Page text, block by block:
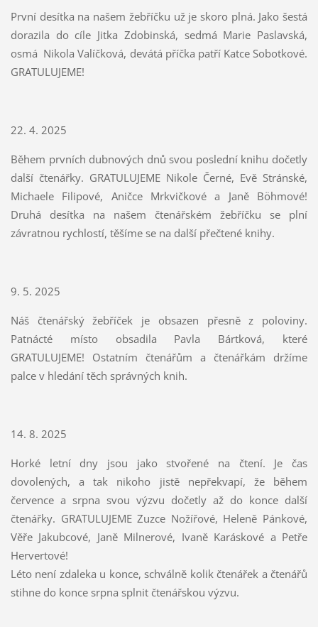
První desítka na našem žebříčku už je skoro plná. Jako šestá
dorazila do cíle Jitka Zdobinská, sedmá Marie Paslavská,
osmá Nikola Valíčková, devátá příčka patří Katce Sobotkové.
GRATULUJEME!
22. 4. 2025
Během prvních dubnových dnů svou poslední knihu dočetly
další čtenářky. GRATULUJEME Nikole Černé, Evě Stránské,
Michaele Filipové, Aničce Mrkvičkové a Janě Böhmové!
Druhá desítka na našem čtenářském žebříčku se plní
závratnou rychlostí, těšíme se na další přečtené knihy.
9. 5. 2025
Náš čtenářský žebříček je obsazen přesně z poloviny.
Patnácté místo obsadila Pavla Bártková, které
GRATULUJEME! Ostatním čtenářům a čtenářkám držíme
palce v hledání těch správných knih.
14. 8. 2025
Horké letní dny jsou jako stvořené na čtení. Je čas
dovolených, a tak nikoho jistě nepřekvapí, že během
července a srpna svou výzvu dočetly až do konce další
čtenářky. GRATULUJEME Zuzce Nožířové, Heleně Pánkové,
Věře Jakubcové, Janě Milnerové, Ivaně Karáskové a Petře
Hervertové!
Léto není zdaleka u konce, schválně kolik čtenářek a čtenářů
stihne do konce srpna splnit čtenářskou výzvu.